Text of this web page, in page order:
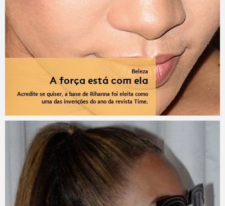
Beleza
A força está com ela
Acredite se quiser, a base de Rihanna foi eleita como
uma das invenções do ano da revista Time.